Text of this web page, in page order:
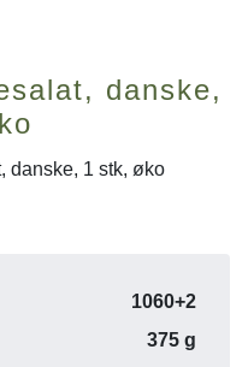
danske,
danske, 1 stk, øko
1060+2
375 g